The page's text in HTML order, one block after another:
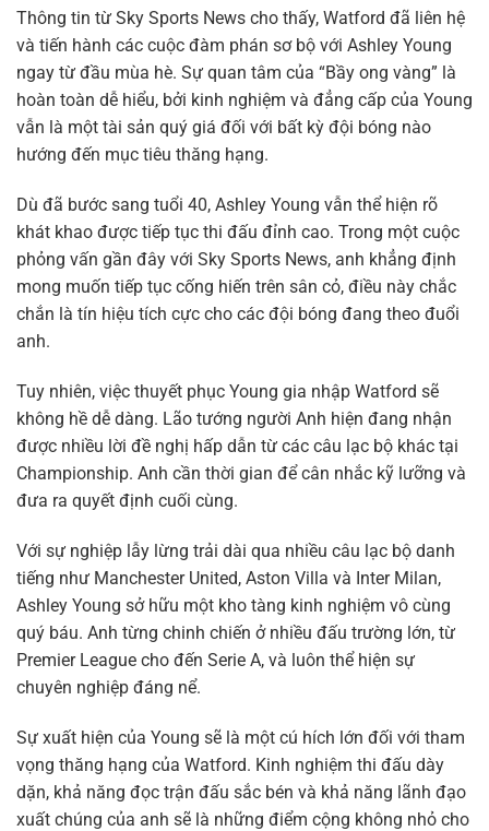
Thông tin từ Sky Sports News cho thấy, Watford đã liên hệ
và tiến hành các cuộc đàm phán sơ bộ với Ashley Young
ngay từ đầu mùa hè. Sự quan tâm của “Bầy ong vàng” là
hoàn toàn dễ hiểu, bởi kinh nghiệm và đẳng cấp của Young
vẫn là một tài sản quý giá đối với bất kỳ đội bóng nào
hướng đến mục tiêu thăng hạng.
Dù đã bước sang tuổi 40, Ashley Young vẫn thể hiện rõ
khát khao được tiếp tục thi đấu đỉnh cao. Trong một cuộc
phỏng vấn gần đây với Sky Sports News, anh khẳng định
mong muốn tiếp tục cống hiến trên sân cỏ, điều này chắc
chắn là tín hiệu tích cực cho các đội bóng đang theo đuổi
anh.
Tuy nhiên, việc thuyết phục Young gia nhập Watford sẽ
không hề dễ dàng. Lão tướng người Anh hiện đang nhận
được nhiều lời đề nghị hấp dẫn từ các câu lạc bộ khác tại
Championship. Anh cần thời gian để cân nhắc kỹ lưỡng và
đưa ra quyết định cuối cùng.
Với sự nghiệp lẫy lừng trải dài qua nhiều câu lạc bộ danh
tiếng như Manchester United, Aston Villa và Inter Milan,
Ashley Young sở hữu một kho tàng kinh nghiệm vô cùng
quý báu. Anh từng chinh chiến ở nhiều đấu trường lớn, từ
Premier League cho đến Serie A, và luôn thể hiện sự
chuyên nghiệp đáng nể.
Sự xuất hiện của Young sẽ là một cú hích lớn đối với tham
vọng thăng hạng của Watford. Kinh nghiệm thi đấu dày
dặn, khả năng đọc trận đấu sắc bén và khả năng lãnh đạo
xuất chúng của anh sẽ là những điểm cộng không nhỏ cho